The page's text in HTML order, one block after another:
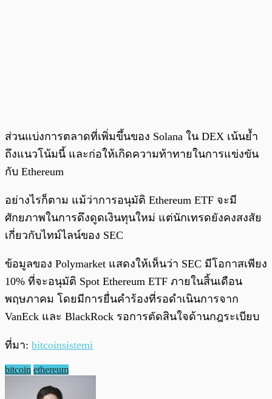
ส่วนแบ่งการตลาดที่เพิ่มขึ้นของ Solana ใน DEX เน้นย้ำ
ถึงแนวโน้มนี้ และก่อให้เกิดความท้าทายในการแข่งขัน
กับ Ethereum
อย่างไรก็ตาม แม้ว่าการอนุมัติ Ethereum ETF จะมี
ศักยภาพในการดึงดูดเงินทุนใหม่ แต่นักเทรดยังคงสงสัย
เกี่ยวกับไทม์ไลน์ของ SEC
ข้อมูลของ Polymarket แสดงให้เห็นว่า SEC มีโอกาสเพียง
10% ที่จะอนุมัติ Spot Ethereum ETF ภายในสิ้นเดือน
พฤษภาคม โดยมีการยื่นคำร้องที่รอดำเนินการจาก
VanEck และ BlackRock รอการตัดสินใจด้านกฎระเบียบ
ที่มา: bitcoinsistemi
bitcoin ethereum